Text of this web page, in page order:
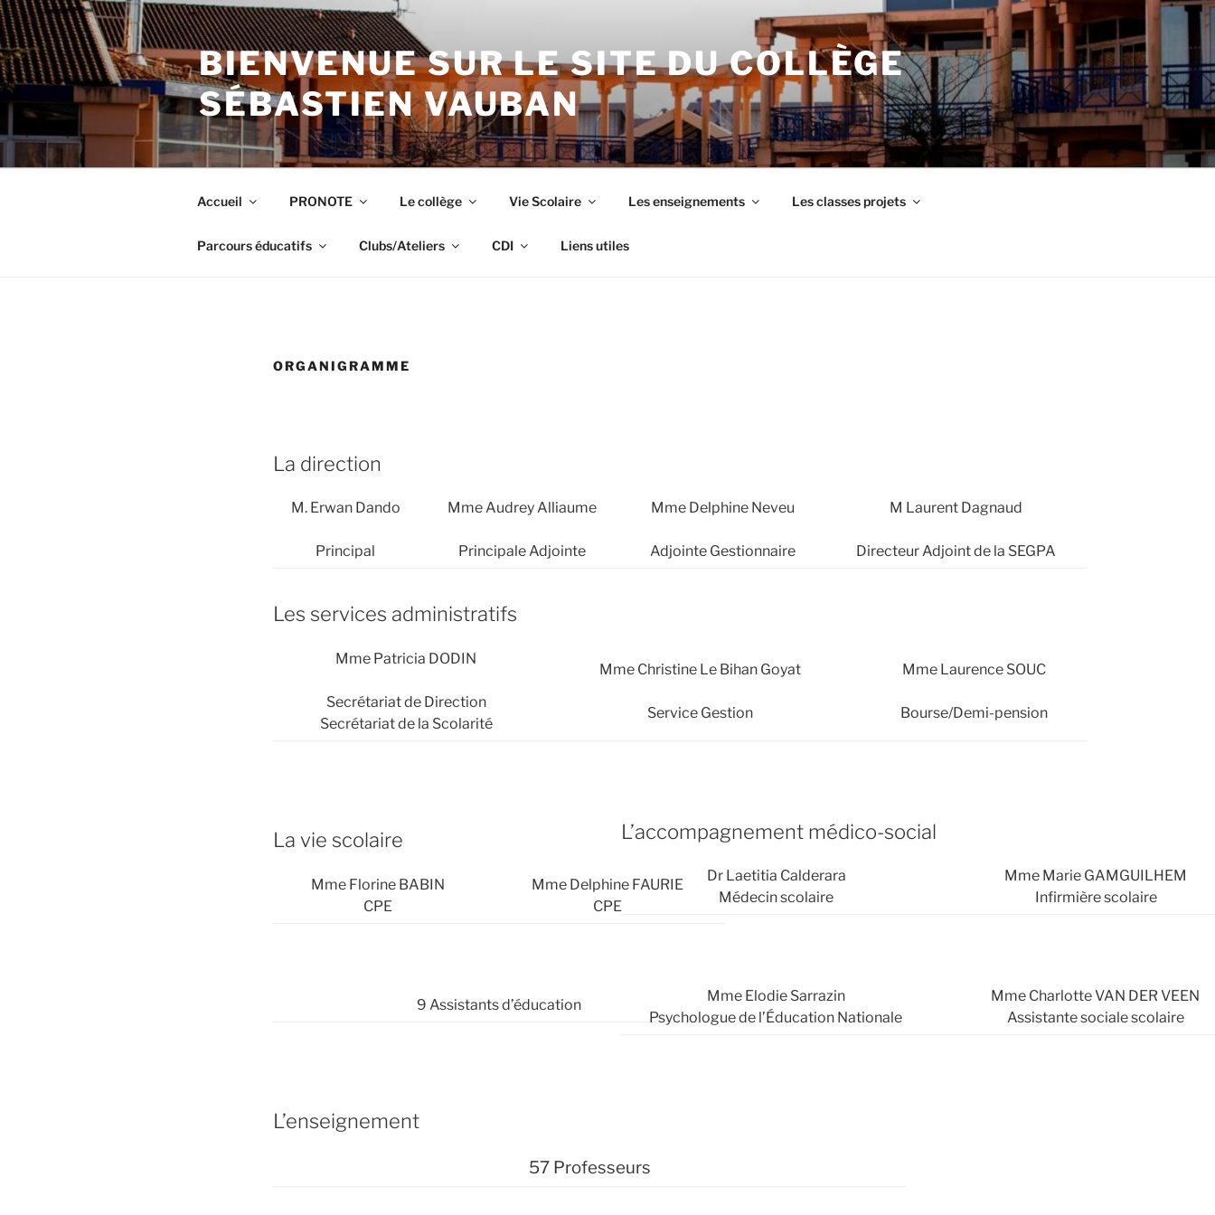
Aller
au
contenu
principal
BIENVENUE SUR LE SITE DU COLLÈGE
SÉBASTIEN VAUBAN
Accueil PRONOTE Le collège Vie Scolaire Les enseignements Les classes projets
Parcours éducatifs Clubs/Ateliers CDI Liens utiles
ORGANIGRAMME
La direction
M. Erwan Dando
Principal
Mme Audrey Alliaume
Principale Adjointe
Mme Delphine Neveu
Adjointe Gestionnaire
M Laurent Dagnaud
Directeur Adjoint de la SEGPA
Les services administratifs
Mme Patricia DODIN
Secrétariat de Direction
Secrétariat de la Scolarité
Mme Christine Le Bihan Goyat
Service Gestion
Mme Laurence SOUC
Bourse/Demi-pension
La vie scolaire
Mme Florine BABIN
CPE
Mme Delphine FAURIE
CPE
9 Assistants d’éducation
L’accompagnement médico-social
Dr Laetitia Calderara
Médecin scolaire
Mme Marie GAMGUILHEM
Infirmière scolaire
Mme Elodie Sarrazin
Psychologue de l’Éducation Nationale
Mme Charlotte VAN DER VEEN
Assistante sociale scolaire
L’enseignement
57 Professeurs